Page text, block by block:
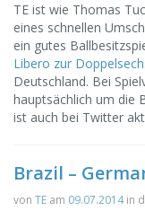
TE ist wie Thomas
eines schnellen
ein gutes
Libero zur
Deutschland. Bei
hauptsächlich um die
ist auch bei Twitter
Brazil –
von TE am 09.07.2014in